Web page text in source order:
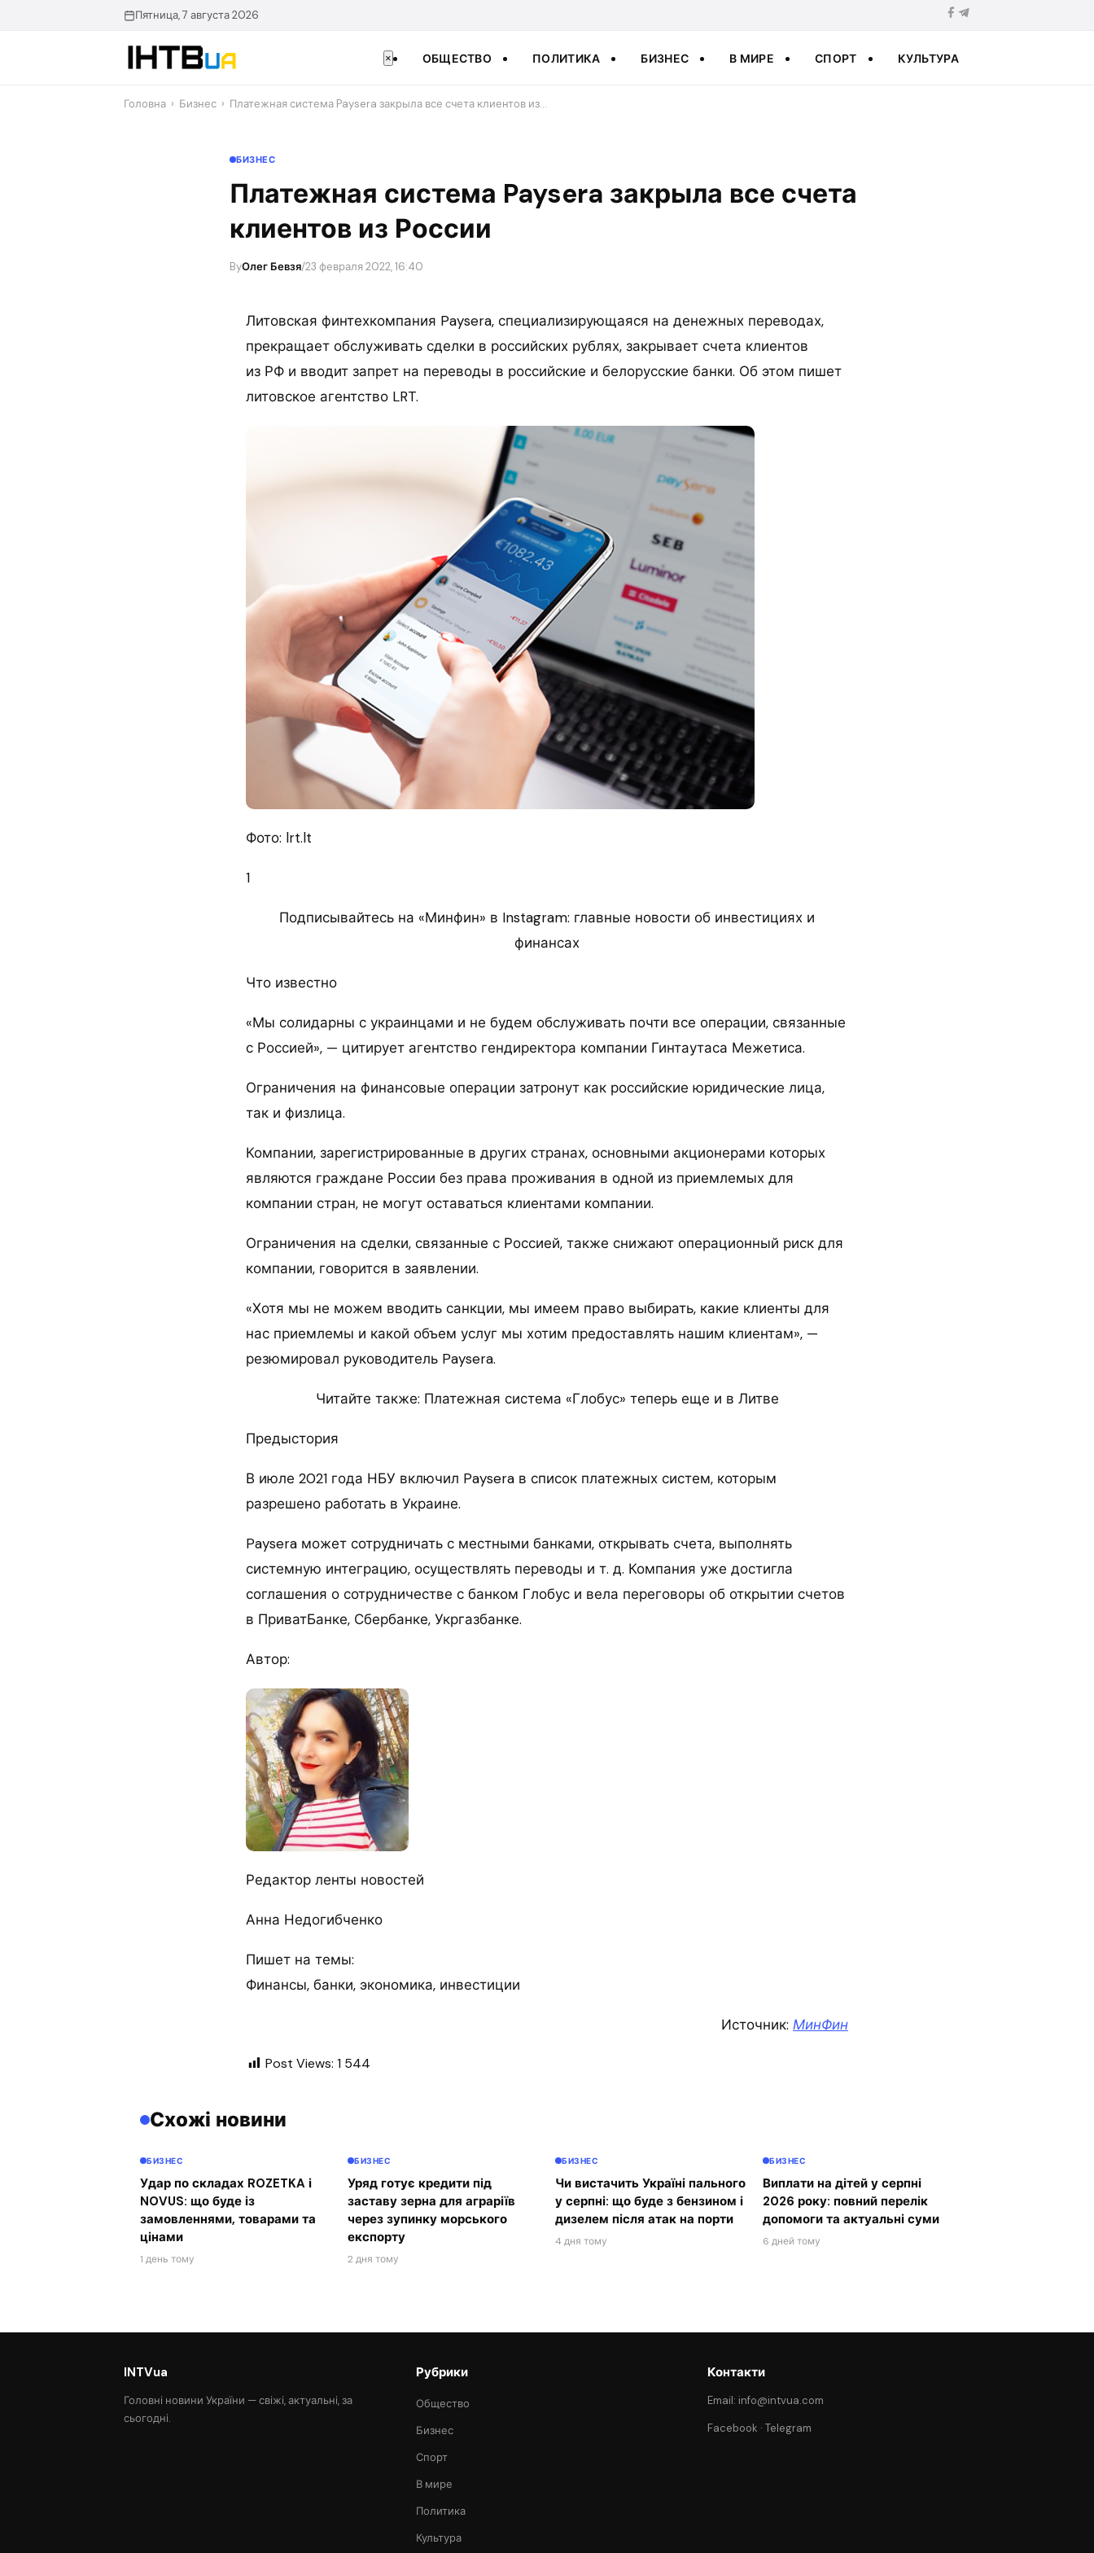
Пятница, 7 августа 2026
× ОБЩЕСТВО ПОЛИТИКА БИЗНЕС В МИРЕ СПОРТ КУЛЬТУРА
Головна › Бизнес › Платежная система Paysera закрыла все счета клиентов из…
БИЗНЕС
Платежная система Paysera закрыла все счета
клиентов из России
ByОлег Бевзя/23 февраля 2022, 16:40
Литовская финтехкомпания Paysera, специализирующаяся на денежных переводах,
прекращает обслуживать сделки в российских рублях, закрывает счета клиентов
из РФ и вводит запрет на переводы в российские и белорусские банки. Об этом пишет
литовское агентство LRT.
Фото: lrt.lt
1
Подписывайтесь на «Минфин» в Instagram: главные новости об инвестициях и
финансах
Что известно
«Мы солидарны с украинцами и не будем обслуживать почти все операции, связанные
с Россией», — цитирует агентство гендиректора компании Гинтаутаса Межетиса.
Ограничения на финансовые операции затронут как российские юридические лица,
так и физлица.
Компании, зарегистрированные в других странах, основными акционерами которых
являются граждане России без права проживания в одной из приемлемых для
компании стран, не могут оставаться клиентами компании.
Ограничения на сделки, связанные с Россией, также снижают операционный риск для
компании, говорится в заявлении.
«Хотя мы не можем вводить санкции, мы имеем право выбирать, какие клиенты для
нас приемлемы и какой объем услуг мы хотим предоставлять нашим клиентам», —
резюмировал руководитель Paysera.
Читайте также: Платежная система «Глобус» теперь еще и в Литве
Предыстория
В июле 2021 года НБУ включил Paysera в список платежных систем, которым
разрешено работать в Украине.
Paysera может сотрудничать с местными банками, открывать счета, выполнять
системную интеграцию, осуществлять переводы и т. д. Компания уже достигла
соглашения о сотрудничестве с банком Глобус и вела переговоры об открытии счетов
в ПриватБанке, Сбербанке, Укргазбанке.
Автор:
Редактор ленты новостей
Анна Недогибченко
Пишет на темы:
Финансы, банки, экономика, инвестиции
Источник: МинФин
Post Views: 1 544
Схожі новини
БИЗНЕС
Удар по складах ROZETKA і
NOVUS: що буде із
замовленнями, товарами та
цінами
1 день тому
БИЗНЕС
Уряд готує кредити під
заставу зерна для аграріїв
через зупинку морського
експорту
2 дня тому
БИЗНЕС
Чи вистачить Україні пального
у серпні: що буде з бензином і
дизелем після атак на порти
4 дня тому
БИЗНЕС
Виплати на дітей у серпні
2026 року: повний перелік
допомоги та актуальні суми
6 дней тому
INTVua
Головні новини України — свіжі, актуальні, за
сьогодні.
Рубрики
Общество
Бизнес
Спорт
В мире
Политика
Культура
Контакти
Email: info@intvua.com
Facebook ·Telegram